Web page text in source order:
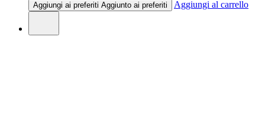
Aggiungi ai preferiti Aggiunto ai preferiti Aggiungi al carrello